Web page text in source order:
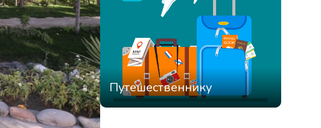
Путешественнику